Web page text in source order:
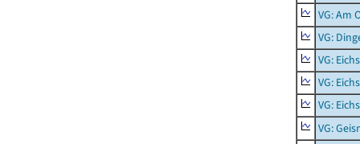
VG: Am
VG:
VG:
VG:
VG:
VG: